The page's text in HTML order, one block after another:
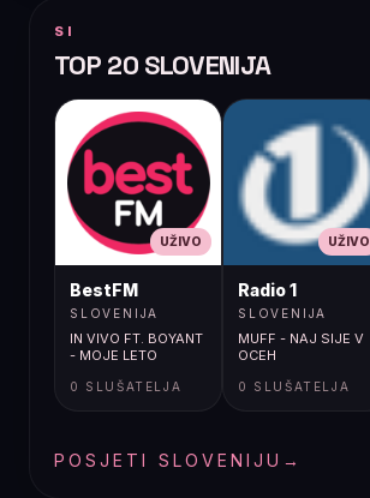
SI
TOP 20 SLOVENIJA
UŽIVO
BestFM
SLOVENIJA
IN VIVO FT. BOYANT
- MOJE LETO
0 SLUŠATELJA
UŽIVO
Radio 1
SLOVENIJA
MUFF - NAJ SIJE V
OCEH
0 SLUŠATELJA
POSJETI SLOVENIJU →